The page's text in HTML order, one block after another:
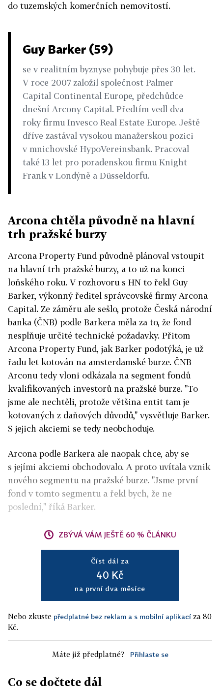
do tuzemských komerčních nemovitostí.
Guy Barker (59)
se v realitním byznyse pohybuje přes 30 let.
V roce 2007 založil společnost Palmer
Capital Continental Europe, předchůdce
dnešní Arcony Capital. Předtím vedl dva
roky firmu Invesco Real Estate Europe. Ještě
dříve zastával vysokou manažerskou pozici
v mnichovské HypoVereinsbank. Pracoval
také 13 let pro poradenskou firmu Knight
Frank v Londýně a Düsseldorfu.
Arcona chtěla původně na hlavní
trh pražské burzy
Arcona Property Fund původně plánoval vstoupit
na hlavní trh pražské burzy, a to už na konci
loňského roku. V rozhovoru s HN to řekl Guy
Barker, výkonný ředitel správcovské firmy Arcona
Capital. Ze záměru ale sešlo, protože Česká národní
banka (ČNB) podle Barkera měla za to, že fond
nesplňuje určité technické požadavky. Přitom
Arcona Property Fund, jak Barker podotýká, je už
řadu let kotován na amsterdamské burze. ČNB
Arconu tedy vloni odkázala na segment fondů
kvalifikovaných investorů na pražské burze. "To
jsme ale nechtěli, protože většina entit tam je
kotovaných z daňových důvodů," vysvětluje Barker.
S jejich akciemi se tedy neobchoduje.
Arcona podle Barkera ale naopak chce, aby se
s jejími akciemi obchodovalo. A proto uvítala vznik
nového segmentu na pražské burze. "Jsme první
fond v tomto segmentu a řekl bych, že ne
poslední," říká Barker.
ZBÝVÁ VÁM JEŠTĚ 60 % ČLÁNKU
Číst dál za
40 Kč
na první dva měsíce
Nebo zkuste předplatné bez reklam a s mobilní aplikací za 80
Kč.
Máte již předplatné? Přihlaste se
Co se dočtete dál